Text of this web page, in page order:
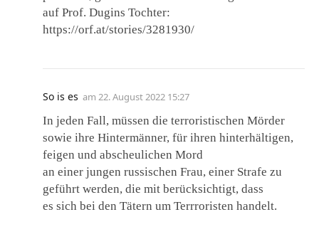
auf Prof. Dugins Tochter:
https://orf.at/stories/3281930/
So is es am 22. August 2022 15:27
In jeden Fall, müssen die terroristischen Mörder
sowie ihre Hintermänner, für ihren hinterhältigen,
feigen und abscheulichen Mord
an einer jungen russischen Frau, einer Strafe zu
geführt werden, die mit berücksichtigt, dass
es sich bei den Tätern um Terrroristen handelt.